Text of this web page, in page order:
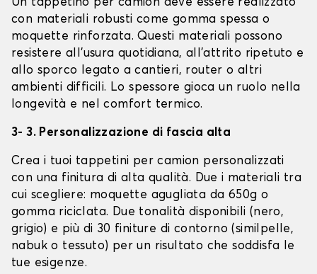
Un tappetino per camion deve essere realizzato
con materiali robusti come gomma spessa o
moquette rinforzata. Questi materiali possono
resistere all'usura quotidiana, all'attrito ripetuto e
allo sporco legato a cantieri, router o altri
ambienti difficili. Lo spessore gioca un ruolo nella
longevità e nel comfort termico.
3- 3. Personalizzazione di fascia alta
Crea i tuoi tappetini per camion personalizzati
con una finitura di alta qualità. Due i materiali tra
cui scegliere: moquette agugliata da 650g o
gomma riciclata. Due tonalità disponibili (nero,
grigio) e più di 30 finiture di contorno (similpelle,
nabuk o tessuto) per un risultato che soddisfa le
tue esigenze.